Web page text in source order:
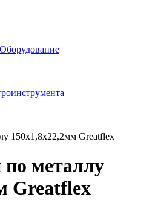
150х1,8х22,2мм Greatflex
по металлу
Greatflex